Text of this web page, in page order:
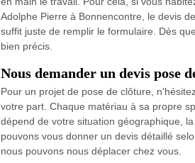
Adolphe Pierre à Bonnencontre, le devis
suffit juste de remplir le formulaire. Dès
bien précis.
Nous demander un devis pose
Pour un projet de pose de clôture,
votre part. Chaque matériau à sa propre
dépend de votre situation géographique,
pouvons vous donner un devis détaillé
nous pouvons nous déplacer chez vous.